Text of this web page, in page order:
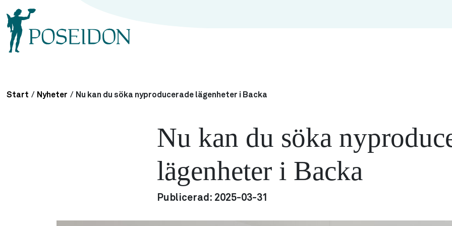
Start / Nyheter / Nu kan du söka nyproducerade lägenheter i Backa
Nu kan du söka
lägenheter i Backa
Publicerad: 2025-03-31